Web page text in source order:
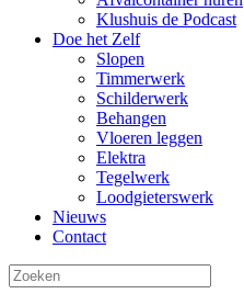
Klushuis de Podcast
Doe het Zelf
Slopen
Timmerwerk
Schilderwerk
Behangen
Vloeren leggen
Elektra
Tegelwerk
Loodgieterswerk
Nieuws
Contact